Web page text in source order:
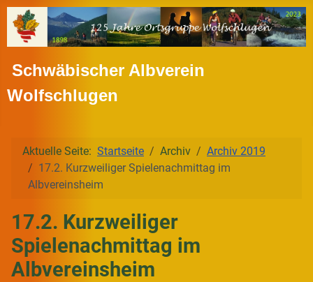
Schwäbischer Albverein
Wolfschlugen
Aktuelle Seite: Startseite Archiv
Archiv 2019
17.2. Kurzweiliger Spielenachmittag im
Albvereinsheim
17.2. Kurzweiliger
Spielenachmittag im
Albvereinsheim